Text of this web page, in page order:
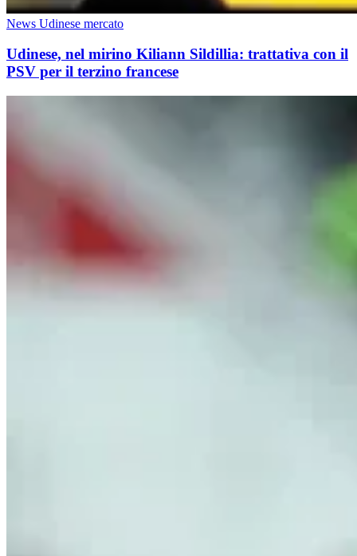
News Udinese mercato
Udinese, nel mirino Kiliann Sildillia: trattativa con il
PSV per il terzino francese